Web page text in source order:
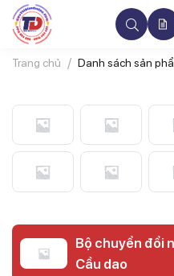
Trang chủ Danh sách sản
Bộ chuyển đổi
Cầu dao